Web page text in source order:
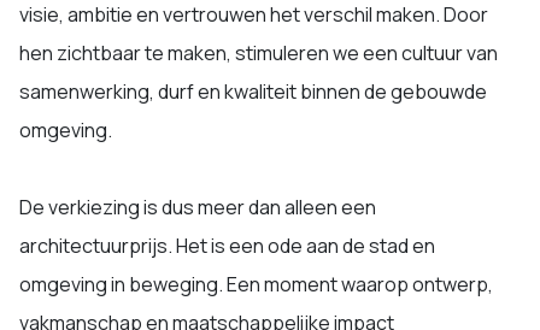
visie, ambitie en vertrouwen het verschil maken. Door
hen zichtbaar te maken, stimuleren we een cultuur van
samenwerking, durf en kwaliteit binnen de gebouwde
omgeving.
De verkiezing is dus meer dan alleen een
architectuurprijs. Het is een ode aan de stad en
omgeving in beweging. Een moment waarop ontwerp,
vakmanschap en maatschappelijke impact